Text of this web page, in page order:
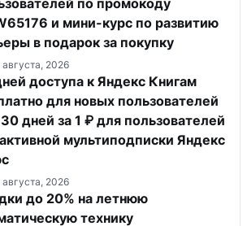
и мини-курс по развитию
в подарок за покупку
2026
доступа к Яндекс Книгам
для новых пользователей
дней за 1 ₽ для пользователей
мультиподписки Яндекс
2026
до 20% на летнюю
технику